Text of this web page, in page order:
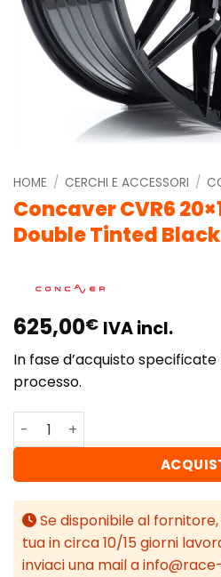
HOME / CERCHI E ACCESSORI /
Concaver CVR6
Double Tinted Black
625,00€ IVA incl.
In fase d’acquisto
processo.
Concaver CVR6 20x10 ET47
Se disponibile al
tua in circa 10/15 giorni
inviaci una mail a